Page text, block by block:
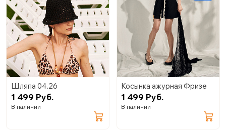
Шляпа 04.26
1 499 Руб.
В наличии
Косынка ажурная Фризе
1 499 Руб.
В наличии